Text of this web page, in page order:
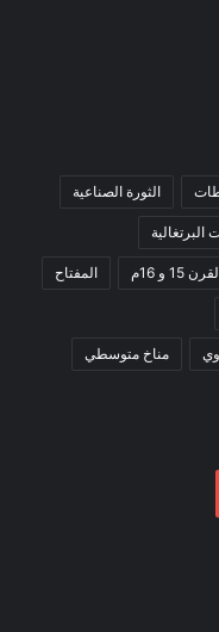
الثورة الصناعية
البرتغالية
15 و 16م المفتاح
مناخ متوسطي